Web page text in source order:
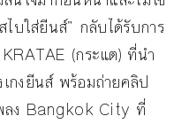
บใส่ยีนส์” กลับได้รับการ
(กระแต) ที่นำ
กงยีนส์ พร้อมถ่ายคลิป
ลง Bangkok City ที่